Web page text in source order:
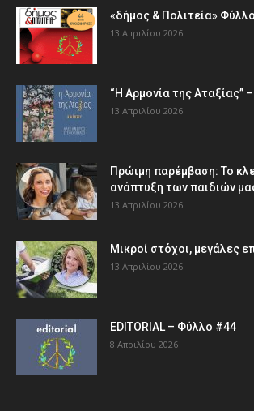
«δήμος & Πολιτεία»
13 Απριλίου 2026
“Η Αρμονία της Αταξίας”
13 Απριλίου 2026
Πρώιμη παρέμβαση: Το
ανάπτυξη των παιδιών
13 Απριλίου 2026
Μικροί στόχοι, μεγάλες
13 Απριλίου 2026
EDITORIAL – Φύλλο #44
8 Απριλίου 2026